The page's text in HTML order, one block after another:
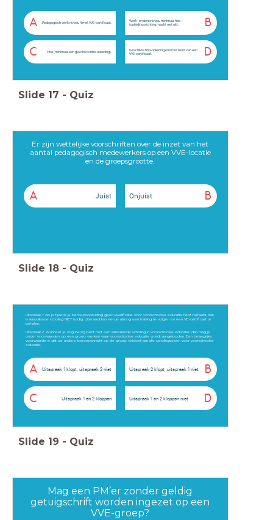
A .Pedagogisch werk niveau 4 met VVE-certificaat. B
Werk- en denkniveau minimaal hbo
(opleidingsrichting maakt niet uit).
C Hbo (minimaal een geschikte hbo-opleiding). D
Geschikte hbo-opleiding en in het bezit van een
VVE-certificaat.
Slide 17 - Quiz
Er zijn wettelijke voorschriften over de inzet van het
aantal pedagogisch medewerkers op een VVE-locatie
en de groepsgrootte.
A Juist B
Onjuist
Slide 18 - Quiz
Uitspraak 1: Als je tijdens je beroepsopleiding geen kwalificatie voor voorschoolse educatie hebt behaald, dan
is aanvullende scholing NIET nodig. Uiteraard kun een je alsnog een training te volgen en een VE-certificaat te
behalen.
Uitspraak 2: Wanneer je nog bezig bent met een aanvullende scholing in voorschoolse educatie, dan mag je
onder voorwaarden op een groep werken waar voorschoolse educatie wordt aangeboden. Een belangrijke
voorwaarde is dat de andere beroepskracht op de groep voldoet aan alle scholingseisen voor voorschoolse
educatie.
A Uitspraak 1 klopt, uitspraak 2 niet B
Uitspraak 2 klopt, uitspraak 1 niet
C Uitspraak 1 en 2 kloppen D
Uitspraak 1 en 2 kloppen niet
Slide 19 - Quiz
Mag een PM’er zonder geldig
getuigschrift worden ingezet op een
VVE-groep?